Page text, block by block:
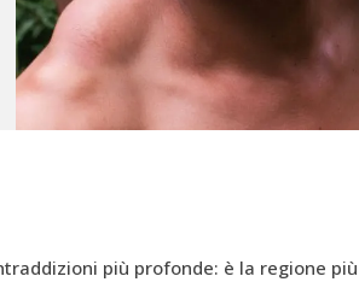
più profonde: è la regione più